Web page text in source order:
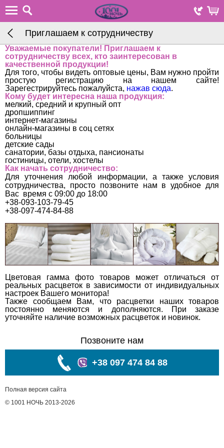
Приглашаем к сотрудничеству
Уважаемые покупатели! Приглашаем к
сотрудничеству всех, кто заинтересован в
качественной продукции!
Для того, чтобы видеть оптовые цены, Вам нужно пройти
простую регистрацию на нашем сайте!
Зарегестрируйтесь пожалуйста, нажав сюда.
Кому будет интересна наша продукция:
мелкий, средний и крупный опт
дропшиппинг
интернет-магазины
онлайн-магазины в соц сетях
больницы
детские сады
санатории, базы отдыха, пансионаты
гостиницы, отели, хостелы
Как начать сотрудничество:
Для уточнения любой информации, а также условия
сотрудничества, просто позвоните нам в удобное для
Вас время с 09:00 до 18:00
+38-093-103-79-45
+38-097-474-84-88
Цветовая гамма фото товаров может отличаться от
реальных расцветок в зависимости от индивидуальных
настроек Вашего монитора!
Также сообщаем Вам, что расцветки наших товаров
постоянно меняются и дополняются. При заказе
уточняйте наличие возможных расцветок и новинок.
Позвоните нам
+38 097 474 84 88
Полная версия сайта
© 1001 НОЧЬ 2013-2026